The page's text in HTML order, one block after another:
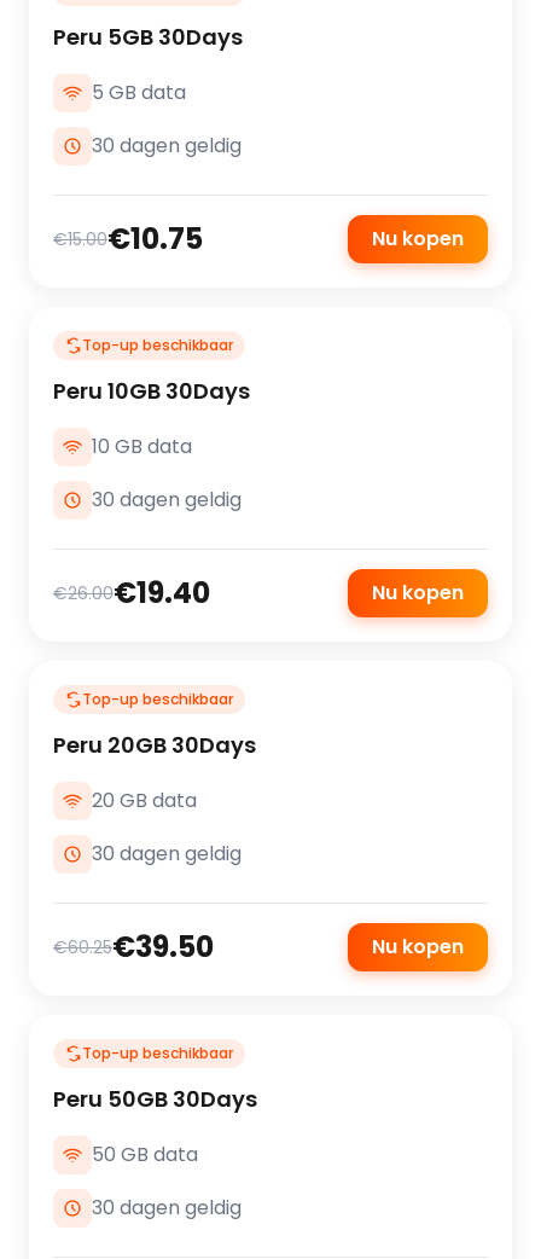
Peru 5GB 30Days
5 GB data
30 dagen geldig
€15.00€10.75 Nu kopen
Top-up beschikbaar
Peru 10GB 30Days
10 GB data
30 dagen geldig
€26.00€19.40 Nu kopen
Top-up beschikbaar
Peru 20GB 30Days
20 GB data
30 dagen geldig
€60.25€39.50 Nu kopen
Top-up beschikbaar
Peru 50GB 30Days
50 GB data
30 dagen geldig